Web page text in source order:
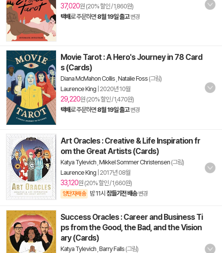
37,020원 (20% 할인 / 1,860원)
택배로 주문하면 8월 19일 출고 변경
Movie Tarot : A Hero's Journey in 78 Card
s (Cards)
Diana McMahon Collis Natalie Foss (그림)
Laurence King 2020년 10월
29,220원 (20% 할인 / 1,470원)
택배로 주문하면 8월 19일 출고 변경
Art Oracles : Creative & Life Inspiration fr
om the Great Artists (Cards)
Katya Tylevich Mikkel Sommer Christensen (그림)
Laurence King 2017년 08월
33,120원 (20% 할인 / 1,660원)
양탄자배송 밤 11시 잠들기전 배송 변경
Success Oracles : Career and Business Ti
ps from the Good, the Bad, and the Vision
ary (Cards)
Katya Tylevich Barry Falls (그림)